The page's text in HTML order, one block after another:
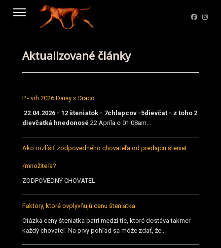
Aktualizované články
P - vrh 2026 Daisy x Draco
22.04.2026 - 12 šteniatok - 7chlapcov -5dievčat - z toho 2
dievčatká hnedonosé 22.Apríla o 01:08am...
Ako rozlíšiť zodpovedného chovateľa od predajcu šteniat
/množiteľa?
ZODPOVEDNÝ CHOVATEĽ
Faktory, ktoré ovplyvňujú cenu šteniatka
Otázka ceny šteniatka patrí medzi tie, ktoré dostáva takmer
každý chovateľ. Na prvý pohľad sa môže zdať, že...